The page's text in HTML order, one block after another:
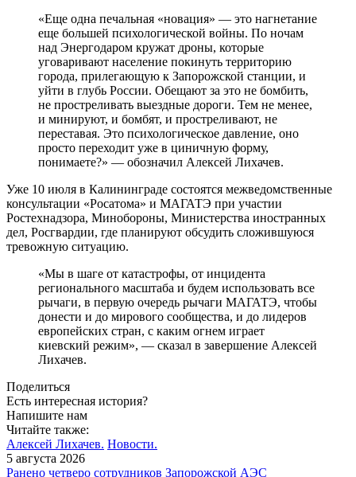
«Еще одна печальная «новация» — это нагнетание
еще большей психологической войны. По ночам
над Энергодаром кружат дроны, которые
уговаривают население покинуть территорию
города, прилегающую к Запорожской станции, и
уйти в глубь России. Обещают за это не бомбить,
не простреливать выездные дороги. Тем не менее,
и минируют, и бомбят, и простреливают, не
переставая. Это психологическое давление, оно
просто переходит уже в циничную форму,
понимаете?» — обозначил Алексей Лихачев.
Уже 10 июля в Калининграде состоятся межведомственные
консультации «Росатома» и МАГАТЭ при участии
Ростехнадзора, Минобороны, Министерства иностранных
дел, Росгвардии, где планируют обсудить сложившуюся
тревожную ситуацию.
«Мы в шаге от катастрофы, от инцидента
регионального масштаба и будем использовать все
рычаги, в первую очередь рычаги МАГАТЭ, чтобы
донести и до мирового сообщества, и до лидеров
европейских стран, с каким огнем играет
киевский режим», — сказал в завершение Алексей
Лихачев.
Поделиться
Есть интересная история?
Напишите нам
Читайте также:
Алексей Лихачев. Новости.
5 августа 2026
Ранено четверо сотрудников Запорожской АЭС